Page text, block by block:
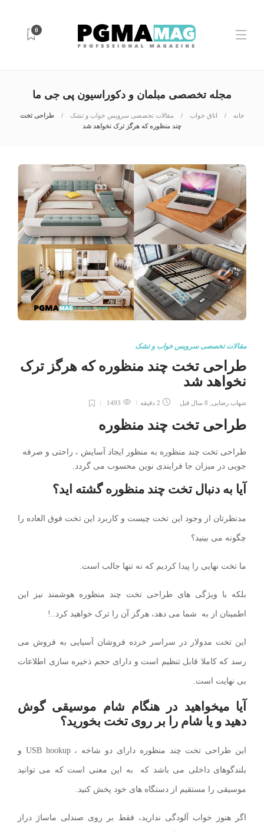
0
مجله تخصصی مبلمان و دکوراسیون پی جی ما
خانه اتاق خواب مقالات تخصصی سرویس خواب و تشک
طراحی تخت
چند منظوره که هرگز ترک نخواهد شد
مقالات تخصصی سرویس خواب و تشک
طراحی تخت چند منظوره که هرگز ترک
نخواهد شد
شهاب رضایی 8 سال قبل 2 دقیقه 1493
طراحی تخت چند منظوره
طراحی تخت چند منظوره به منظور ایجاد آسایش ، راحتی و صرفه
جویی در میزان جا فرایندی نوین محسوب می گردد.
آیا به دنبال تخت چند منظوره گشته اید؟
مدنظرتان از وجود این تخت چیست و کاربرد این تخت فوق العاده را
چگونه می بینید؟
ما تخت نهایی را پیدا کردیم که نه تنها جالب است.
بلکه با ویژگی های طراحی تخت چند منظوره هوشمند نیز این
اطمینان از به شما می دهد، هرگز آن را ترک خواهید کرد..!
این تخت مدولار در سراسر خرده فروشان آسیایی به فروش می
رسد که کاملا قابل تنظیم است و دارای حجم ذخیره سازی اطلاعات
بی نهایت است.
آیا میخواهید در هنگام شام موسیقی گوش
دهید و یا شام را بر روی تخت بخورید؟
این طراحی تخت چند منظوره دارای دو شاخه ، USB hookup و
بلندگوهای داخلی می باشد که به این معنی است که می توانید
موسیقی را مستقیم از دستگاه های خود پخش کنید.
اگر هنوز خواب آلودگی ندارید، فقط بر روی صندلی ماساژ دراز